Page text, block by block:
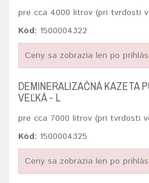
pre cca 4000 litrov (pri tvrdosti
Kód: 1500004322
Ceny sa zobrazia len po
DEMINERALIZAČNÁ KAZETA
VEĽKÁ - L
pre cca 7000 litrov (pri tvrdosti
Kód: 1500004325
Ceny sa zobrazia len po